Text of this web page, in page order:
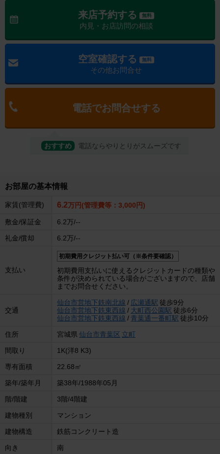
来店予約する 無料
内見・お店訪問の相談
空室確認する 無料
その他お問合せ
電話でお問合せする
おすすめ 電話ならやりとりがスムーズです
お部屋の基本情報
家賃(管理費) 6.2万円(管理費等：3,000円)
敷金/保証金 6.2万/--
礼金/償却 6.2万/--
支払い
初期費用クレジット払い可（※条件要確認）
初期費用支払いに使えるクレジットカードの種類や
条件が決められている場合がございますので、店舗
までお問合せください。
交通
仙台市営地下鉄南北線 / 広瀬通駅 徒歩9分
仙台市営地下鉄東西線 / 大町西公園駅 徒歩6分
仙台市営地下鉄東西線 /青葉通一番町駅 徒歩10分
住所 宮城県 仙台市青葉区 立町
間取り 1K(洋8 K3)
専有面積 22.68㎡
築年/築年月 築38年/1988年05月
階/階建 3階/4階建
建物種別 マンション
建物構造 鉄筋コンクリート造
向き 南